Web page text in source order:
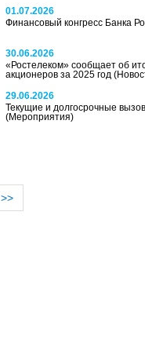
01.07.2026
Финансовый конгресс Банка
30.06.2026
«Ростелеком» сообщает об
акционеров за 2025 год
29.06.2026
Текущие и долгосрочные
(Мероприятия)
>>